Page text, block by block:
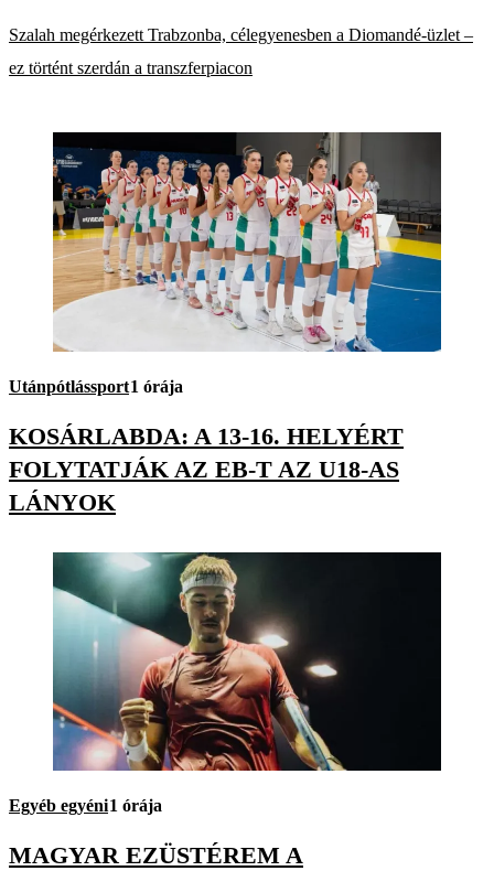
Szalah megérkezett Trabzonba, célegyenesben a Diomandé-üzlet –
ez történt szerdán a transzferpiacon
Utánpótlássport1 órája
KOSÁRLABDA: A 13-16. HELYÉRT
FOLYTATJÁK AZ EB-T AZ U18-AS
LÁNYOK
Egyéb egyéni1 órája
MAGYAR EZÜSTÉREM A